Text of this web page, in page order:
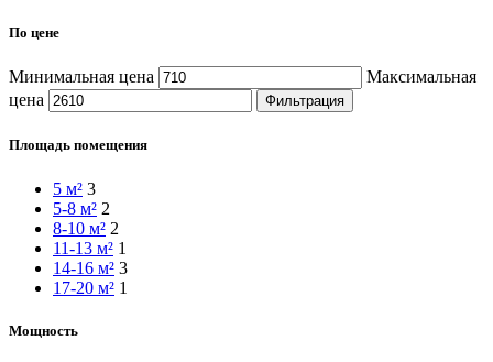
По цене
Минимальная цена
Максимальная
цена
Фильтрация
Площадь помещения
5 м² 3
5-8 м² 2
8-10 м² 2
11-13 м² 1
14-16 м² 3
17-20 м² 1
Мощность